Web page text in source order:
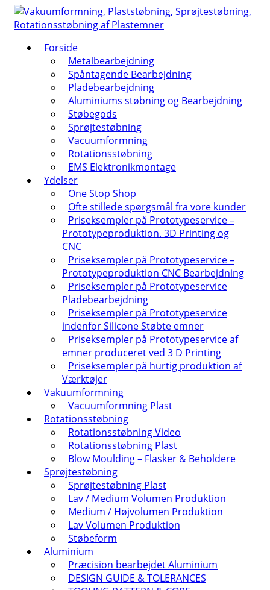
↓
Hop
hovedindhold
Forside
Metalbearbejdning
Spåntagende Bearbejdning
Pladebearbejdning
Aluminiums støbning og Bearbejdning
Støbegods
Sprøjtestøbning
Vacuumformning
Rotationsstøbning
EMS Elektronikmontage
Ydelser
One Stop Shop
Ofte stillede spørgsmål fra vore kunder
Priseksempler på Prototypeservice –
Prototypeproduktion. 3D Printing og
CNC
Priseksempler på Prototypeservice –
Prototypeproduktion CNC Bearbejdning
Priseksempler på Prototypeservice
Pladebearbejdning
Priseksempler på Prototypeservice
indenfor Silicone Støbte emner
Priseksempler på Prototypeservice af
emner produceret ved 3 D Printing
Priseksempler på hurtig produktion af
Værktøjer
Vakuumformning
Vacuumformning Plast
Rotationsstøbning
Rotationsstøbning Video
Rotationsstøbning Plast
Blow Moulding – Flasker & Beholdere
Sprøjtestøbning
Sprøjtestøbning Plast
Lav / Medium Volumen Produktion
Medium / Højvolumen Produktion
Lav Volumen Produktion
Støbeform
Aluminium
Præcision bearbejdet Aluminium
DESIGN GUIDE & TOLERANCES